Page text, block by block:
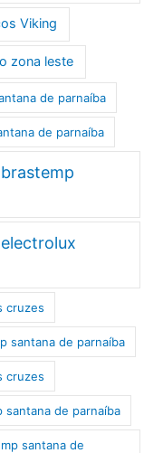
Viking
zona leste
de parnaíba
de parnaíba
cruzes
santana de parnaíba
cruzes
santana de parnaíba
santana de